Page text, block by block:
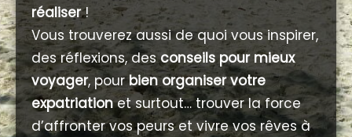
réaliser!
Vous trouverez aussi de quoi vous inspirer,
des réflexions, desconseils pour mieux
voyager, pourbien organiser votre
expatriationet surtout… trouver la force
d’affronter vos peurs et vivre vos rêves à